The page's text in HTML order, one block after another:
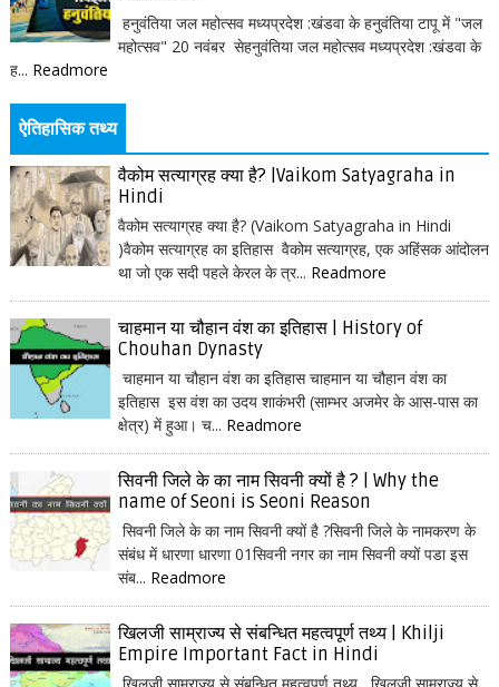
हनुवंतिया जल महोत्सव मध्यप्रदेश :खंडवा के हनुवंतिया टापू में "जल
महोत्सव" 20 नवंबर सेहनुवंतिया जल महोत्सव मध्यप्रदेश :खंडवा के
ह... Readmore
ऐतिहासिक तथ्य
वैकोम सत्याग्रह क्या है? |Vaikom Satyagraha in
Hindi
वैकोम सत्याग्रह क्या है? (Vaikom Satyagraha in Hindi
)वैकोम सत्याग्रह का इतिहास वैकोम सत्याग्रह, एक अहिंसक आंदोलन
था जो एक सदी पहले केरल के त्र... Readmore
चाहमान या चौहान वंश का इतिहास | History of
Chouhan Dynasty
चाहमान या चौहान वंश का इतिहास चाहमान या चौहान वंश का
इतिहास इस वंश का उदय शाकंभरी (साम्भर अजमेर के आस-पास का
क्षेत्र) में हुआ। च... Readmore
सिवनी जिले के का नाम सिवनी क्यों है ? | Why the
name of Seoni is Seoni Reason
सिवनी जिले के का नाम सिवनी क्यों है ?सिवनी जिले के नामकरण के
संबंध में धारणा धारणा 01सिवनी नगर का नाम सिवनी क्यों पडा इस
संब... Readmore
खिलजी साम्राज्य से संबन्धित महत्वपूर्ण तथ्य | Khilji
Empire Important Fact in Hindi